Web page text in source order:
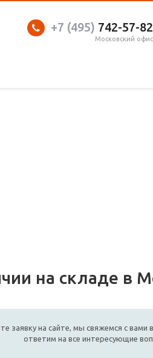
+7 (495) 742-57-82
Московский офис
на складе в
заявку на сайте, мы свяжемся с вами
ответим на все интересующие